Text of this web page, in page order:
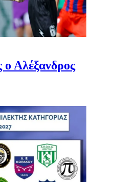
Αλέξανδρος